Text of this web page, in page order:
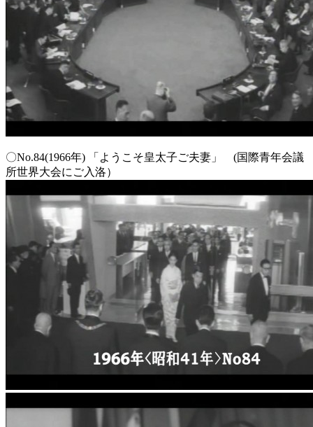
〇No.84(1966年) 「ようこそ皇太子ご夫妻」 (国際青年会議
所世界大会にご入洛）